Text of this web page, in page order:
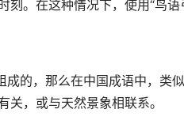
。在这种情况下，使用“鸟语
成的，那么在中国成语中，类
关，或与天然景象相联系。